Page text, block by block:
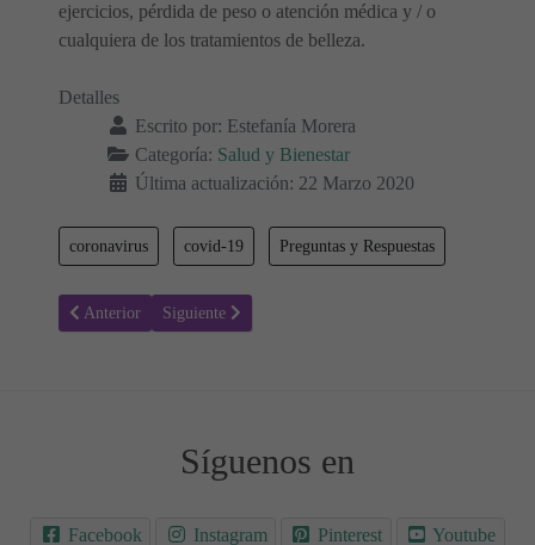
ejercicios, pérdida de peso o atención médica y / o
cualquiera de los tratamientos de belleza.
Detalles
Escrito por: Estefanía Morera
Categoría: Salud y Bienestar
Última actualización: 22 Marzo 2020
coronavirus covid-19 Preguntas y Respuestas
Artículo anterior: Período de incubación del coronavirus. Aparición
Anterior Artículo siguiente: Lo que necesitas saber sobre la
Siguiente
Síguenos en
Facebook Instagram Pinterest Youtube